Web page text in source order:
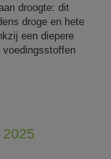
droogte: dit
droge en hete
een diepere
voedingsstoffen